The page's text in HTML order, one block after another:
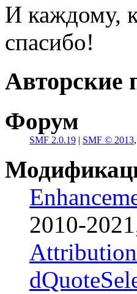
И каждому,
спасибо!
Авторские
Форум
SMF 2.0.19 | SMF © 2013,
2010-